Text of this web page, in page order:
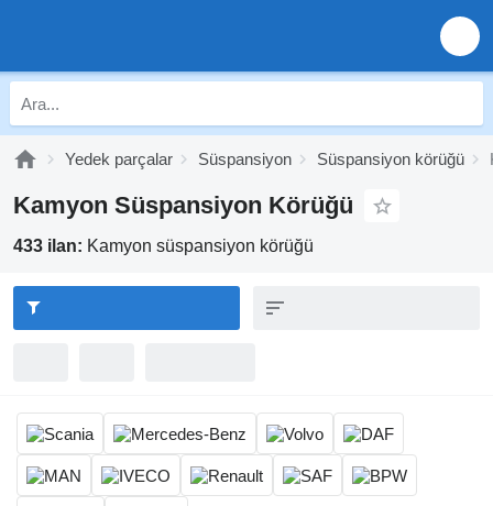
Yedek parçalar Süspansiyon Süspansiyon körüğü
Kamyon Süspansiyon Körüğü
433 ilan: Kamyon süspansiyon körüğü